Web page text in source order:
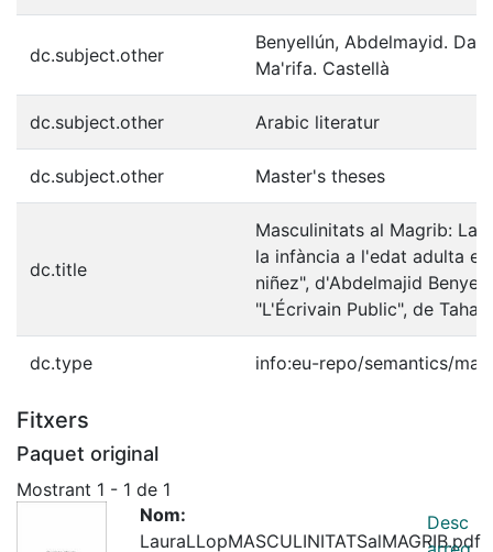
dc.subject.other
Benyellún, Abdelmayid. Dar
Ma'rifa. Castellà
dc.subject.other Arabic literatur
dc.subject.other Master's theses
dc.title
Masculinitats al Magrib: La
la infància a l'edat adulta
niñez", d'Abdelmajid
"L'Écrivain Public", de Tahar
dc.type info:eu-repo/semantics/
Fitxers
Paquet original
Mostrant 1 - 1 de 1
Nom:
LauraLLopMASCULINITATSalMAGRIB.pdf
Desc